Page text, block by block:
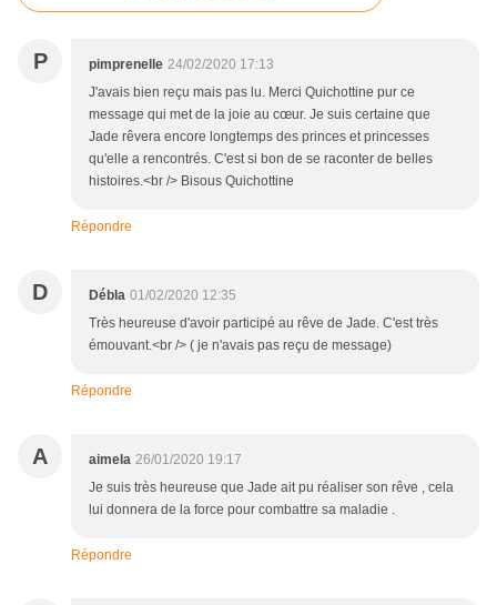
P pimprenelle 24/02/2020 17:13
J'avais bien reçu mais pas lu. Merci Quichottine pur ce
message qui met de la joie au cœur. Je suis certaine que
Jade rêvera encore longtemps des princes et princesses
qu'elle a rencontrés. C'est si bon de se raconter de belles
histoires.<br /> Bisous Quichottine
Répondre
D Débla 01/02/2020 12:35
Très heureuse d'avoir participé au rêve de Jade. C'est très
émouvant.<br /> ( je n'avais pas reçu de message)
Répondre
A aimela 26/01/2020 19:17
Je suis très heureuse que Jade ait pu réaliser son rêve , cela
lui donnera de la force pour combattre sa maladie .
Répondre